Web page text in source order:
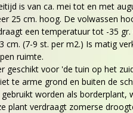
is van ca. mei tot en met
25 cm. hoog. De volwassen
een temperatuur tot -35 gr.
cm. (7-9 st. per m2.) Is matig
ruimte.
geschikt voor 'de tuin op het
te arme grond en buiten de
worden als borderplant,
plant verdraagt zomerse